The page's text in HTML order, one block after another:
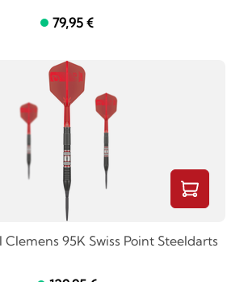
79,95 €
95K Swiss Point Steeldarts